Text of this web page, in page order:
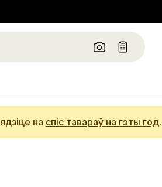
на спіс тавараў на гэты год